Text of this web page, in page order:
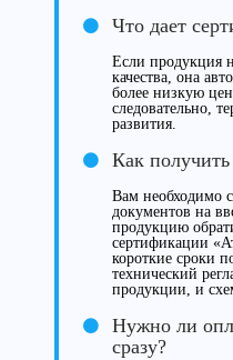
Что дает
Если продукция
качества, она
более низкую
следовательно,
развития.
Как
Вам необходимо
документов на
продукцию
сертификации
короткие сроки
технический
продукции, и
Нужно ли
сразу?